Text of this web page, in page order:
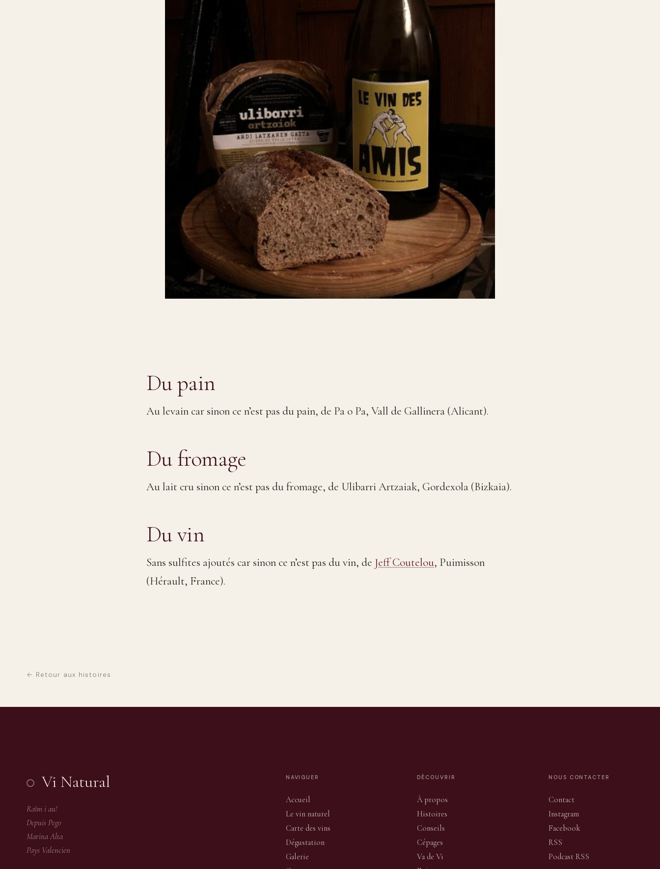
Du pain
Au levain car sinon ce n’est pas du pain, de Pa o Pa, Vall de Gallinera (Alicant).
Du fromage
Au lait cru sinon ce n’est pas du fromage, de Ulibarri Artzaiak, Gordexola (Bizkaia).
Du vin
Sans sulfites ajoutés car sinon ce n’est pas du vin, de Jeff Coutelou, Puimisson
(Hérault, France).
← Retour aux histoires
Vi Natural
Raïm i au!
Depuis Pego
Marina Alta
Pays Valencien
NAVIGUER
Accueil
Le vin naturel
Carte des vins
Dégustation
Galerie
DÉCOUVRIR
À propos
Histoires
Conseils
Cépages
Va de Vi
NOUS CONTACTER
Contact
Instagram
Facebook
RSS
Podcast RSS